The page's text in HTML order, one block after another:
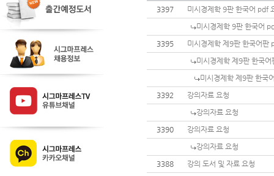
3397
미시경제학 9판 한국어 pdf
미시경제학 9판 한국어
3395
미시경제학 제9판 한국어판
미시경제학 제9판 한국
미시경제학 제9판 한국
3392
강의자료 요청
강의자료 요청
3390
강의자료 요청
강의자료 요청
3388
강의 도서 및 자료 요청